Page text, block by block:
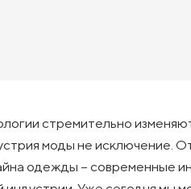
стремительно
моды не исключение.
одежды – современные